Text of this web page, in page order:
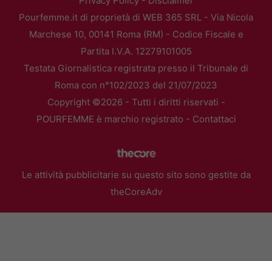
Pourfemme.it di proprietà di WEB 365 SRL - Via Nicola
Marchese 10, 00141 Roma (RM) - Codice Fiscale e
Partita I.V.A. 12279101005
Testata Giornalistica registrata presso il Tribunale di
Roma con n°102/2023 del 21/07/2023
Copyright ©2026 - Tutti i diritti riservati -
POURFEMME è marchio registrato - Contattaci
Le attività pubblicitarie su questo sito sono gestite da
theCoreAdv